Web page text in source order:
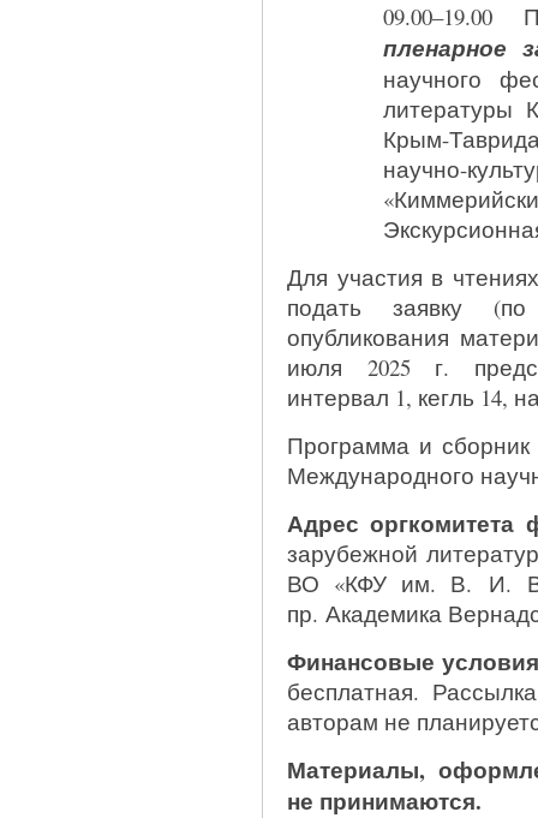
пленарное
научного
литературы
Крым-
научно-
Для участия в
подать заявку
опубликования
июля 2025 г.
интервал 1, кегль 14,
Программа и
Международного
Адрес оргкомитета
зарубежной
ВО «КФУ им. В. И.
пр. Академика
Финансовые
бесплатная.
авторам не
Материалы,
не принимаются.